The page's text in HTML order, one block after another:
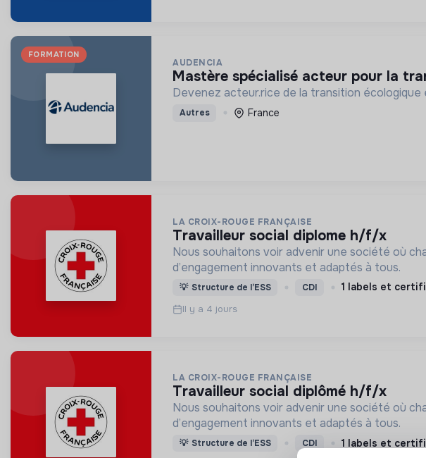
FORMATION
AUDENCIA
mastère spécialisé acteur pour la
Devenez acteur.rice de la transition écologique
Autres France
LA CROIX-ROUGE FRANÇAISE
travailleur social diplome h/f/x
Nous souhaitons voir advenir une société où
d’engagement innovants et adaptés à tous.
💡 Structure de l’ESS CDI 1 labels et
Il y a 4 jours
LA CROIX-ROUGE FRANÇAISE
travailleur social diplômé h/f/x
Nous souhaitons voir advenir une société où
d’engagement innovants et adaptés à tous.
💡 Structure de l’ESS CDI 1 labels et